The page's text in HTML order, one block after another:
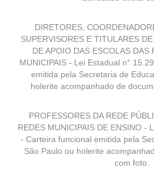
DIRETORES,
SUPERVISORES E TITULARES
DE APOIO DAS ESCOLAS DAS
MUNICIPAIS - Lei Estadual n°
emitida pela Secretaria de
holerite acompanhado de
PROFESSORES DA REDE
REDES MUNICIPAIS DE ENSINO -
- Carteira funcional emitida pela
São Paulo ou holerite
com foto.